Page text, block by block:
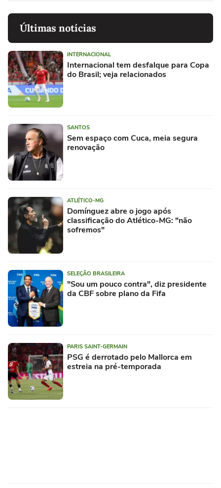
Últimas notícias
INTERNACIONAL
Internacional tem desfalque para Copa
do Brasil; veja relacionados
SANTOS
Sem espaço com Cuca, meia segura
renovação
ATLÉTICO-MG
Domínguez abre o jogo após
classificação do Atlético-MG: "não
sofremos"
SELEÇÃO BRASILEIRA
"Sou um pouco contra", diz presidente
da CBF sobre plano da Fifa
PARIS SAINT-GERMAIN
PSG é derrotado pelo Mallorca em
estreia na pré-temporada